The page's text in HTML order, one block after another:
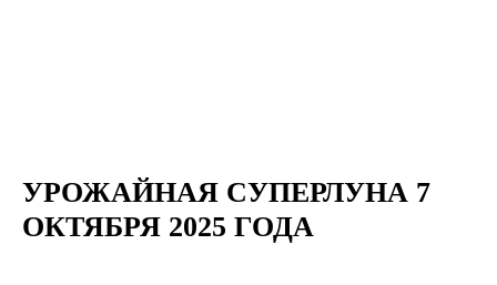
УРОЖАЙНАЯ СУПЕРЛУНА 7
ОКТЯБРЯ 2025 ГОДА